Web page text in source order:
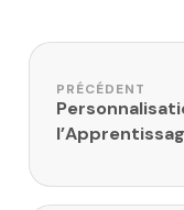
PRÉCÉDENT